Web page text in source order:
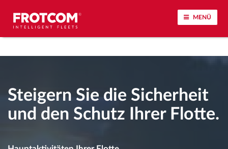
MENÜ
Vehicle tracking and sensor monitoring
Driving behavior analysis
Driving times monitoring
Steigern Sie die Sicherheit
und den Schutz Ihrer Flotte.